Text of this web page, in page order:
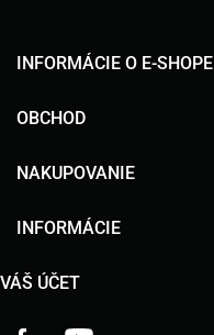
INFORMÁCIE O E-SHOPE
OBCHOD
NAKUPOVANIE
INFORMÁCIE
VÁŠ ÚČET
Facebook